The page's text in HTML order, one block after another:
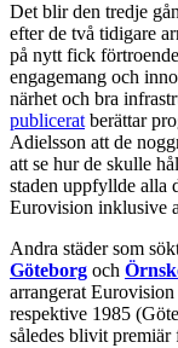
Det blir den tredje
efter de två tidigare
på nytt fick
engagemang och
närhet och bra
publicerat berättar
Adielsson att de
att se hur de skulle
staden uppfyllde alla
Eurovision inklusive
Andra städer som
Göteborg och
arrangerat
respektive 1985
således blivit